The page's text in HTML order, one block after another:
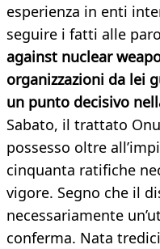
esperienza in enti
seguire i fatti alle
against nuclear
organizzazioni da lei
un punto decisivo
Sabato, il trattato
possesso oltre
cinquanta ratifiche
vigore. Segno che il
necessariamente
conferma. Nata